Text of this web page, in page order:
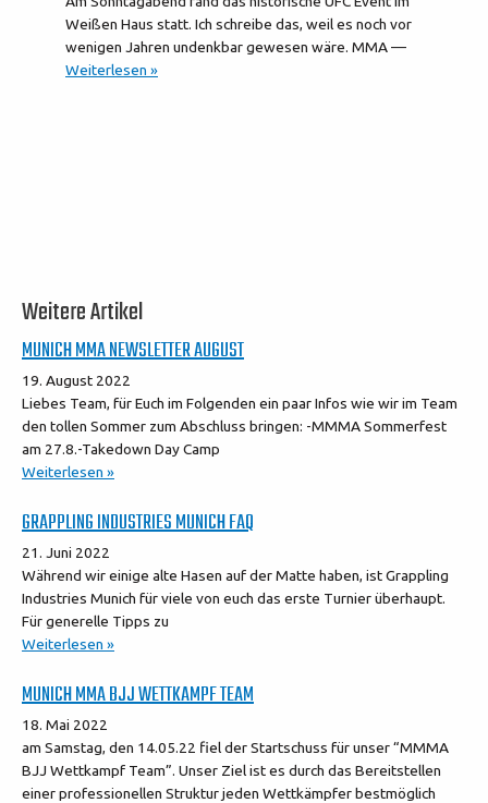
Weißen Haus statt. Ich schreibe das, weil es noch vor
wenigen Jahren undenkbar gewesen wäre. MMA —
Weiterlesen »
Weitere Artikel
MUNICH MMA NEWSLETTER AUGUST
19. August 2022
Liebes Team, für Euch im Folgenden ein paar Infos wie wir im Team
den tollen Sommer zum Abschluss bringen: -MMMA Sommerfest
am 27.8.-Takedown Day Camp
Weiterlesen »
GRAPPLING INDUSTRIES MUNICH FAQ
21. Juni 2022
Während wir einige alte Hasen auf der Matte haben, ist Grappling
Industries Munich für viele von euch das erste Turnier überhaupt.
Für generelle Tipps zu
Weiterlesen »
MUNICH MMA BJJ WETTKAMPF TEAM
18. Mai 2022
am Samstag, den 14.05.22 fiel der Startschuss für unser “MMMA
BJJ Wettkampf Team”. Unser Ziel ist es durch das Bereitstellen
einer professionellen Struktur jeden Wettkämpfer bestmöglich